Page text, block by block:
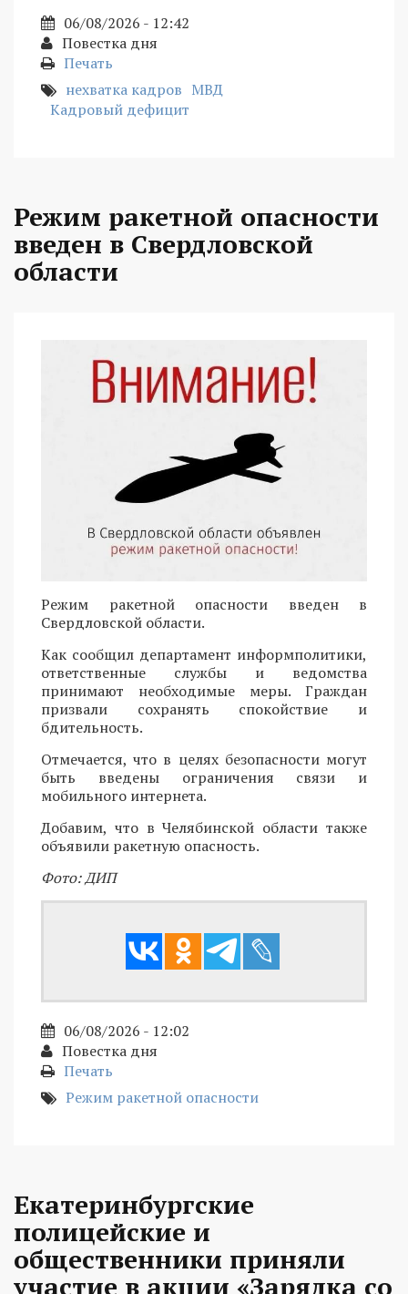
06/08/2026 - 12:42
Повестка дня
Печать
нехватка кадров МВД
Кадровый дефицит
Режим ракетной опасности
введен в Свердловской
области
Режим ракетной опасности введен в
Свердловской области.
Как сообщил департамент информполитики,
ответственные службы и ведомства
принимают необходимые меры. Граждан
призвали сохранять спокойствие и
бдительность.
Отмечается, что в целях безопасности могут
быть введены ограничения связи и
мобильного интернета.
Добавим, что в Челябинской области также
объявили ракетную опасность.
Фото: ДИП
06/08/2026 - 12:02
Повестка дня
Печать
Режим ракетной опасности
Екатеринбургские
полицейские и
общественники приняли
участие в акции «Зарядка со